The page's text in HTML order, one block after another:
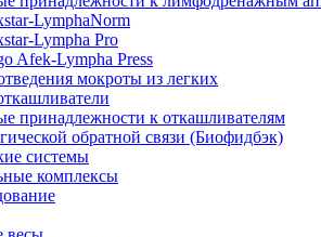
LymphaNorm
Lympha Pro
Afek-Lympha Press
мокроты из легких
принадлежности к откашливателям
обратной связи (Биофидбэк)
системы
комплексы